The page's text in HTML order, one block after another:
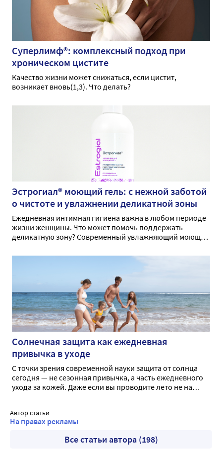
Суперлимф®: комплексный подход при
хроническом цистите
Качество жизни может снижаться, если цистит,
возникает вновь(1,3). Что делать?
Эстрогиал® моющий гель: с нежной заботой
о чистоте и увлажнении деликатной зоны
Ежедневная интимная гигиена важна в любом периоде
жизни женщины. Что может помочь поддержать
деликатную зону? Современный увлажняющий моющий
увлажнению при интимной гигиене.
Солнечная защита как ежедневная
привычка в уходе
С точки зрения современной науки защита от солнца
сегодня — не сезонная привычка, а часть ежедневного
ухода за кожей. Даже если вы проводите лето не на
Автор статьи
На правах рекламы
Все статьи автора (198)